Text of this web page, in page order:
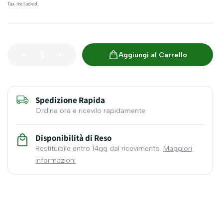
Tax included.
Aggiungi al Carrello
Spedizione Rapida
Ordina ora e ricevilo rapidamente
Disponibilità di Reso
Restituibile entro 14gg dal ricevimento. Maggiori
informazioni